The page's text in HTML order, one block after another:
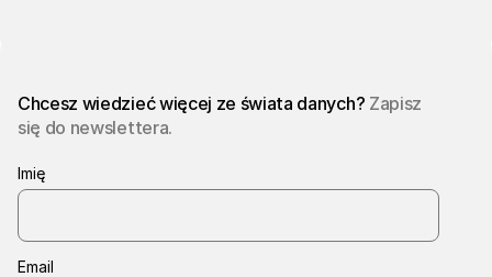
Chcesz wiedzieć więcej ze świata danych? Zapisz
się do newslettera.
Imię
Email